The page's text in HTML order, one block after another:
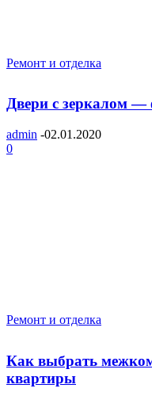
Ремонт и отделка
Двери с зеркалом —
admin -02.01.2020
0
Ремонт и отделка
Как выбрать
квартиры